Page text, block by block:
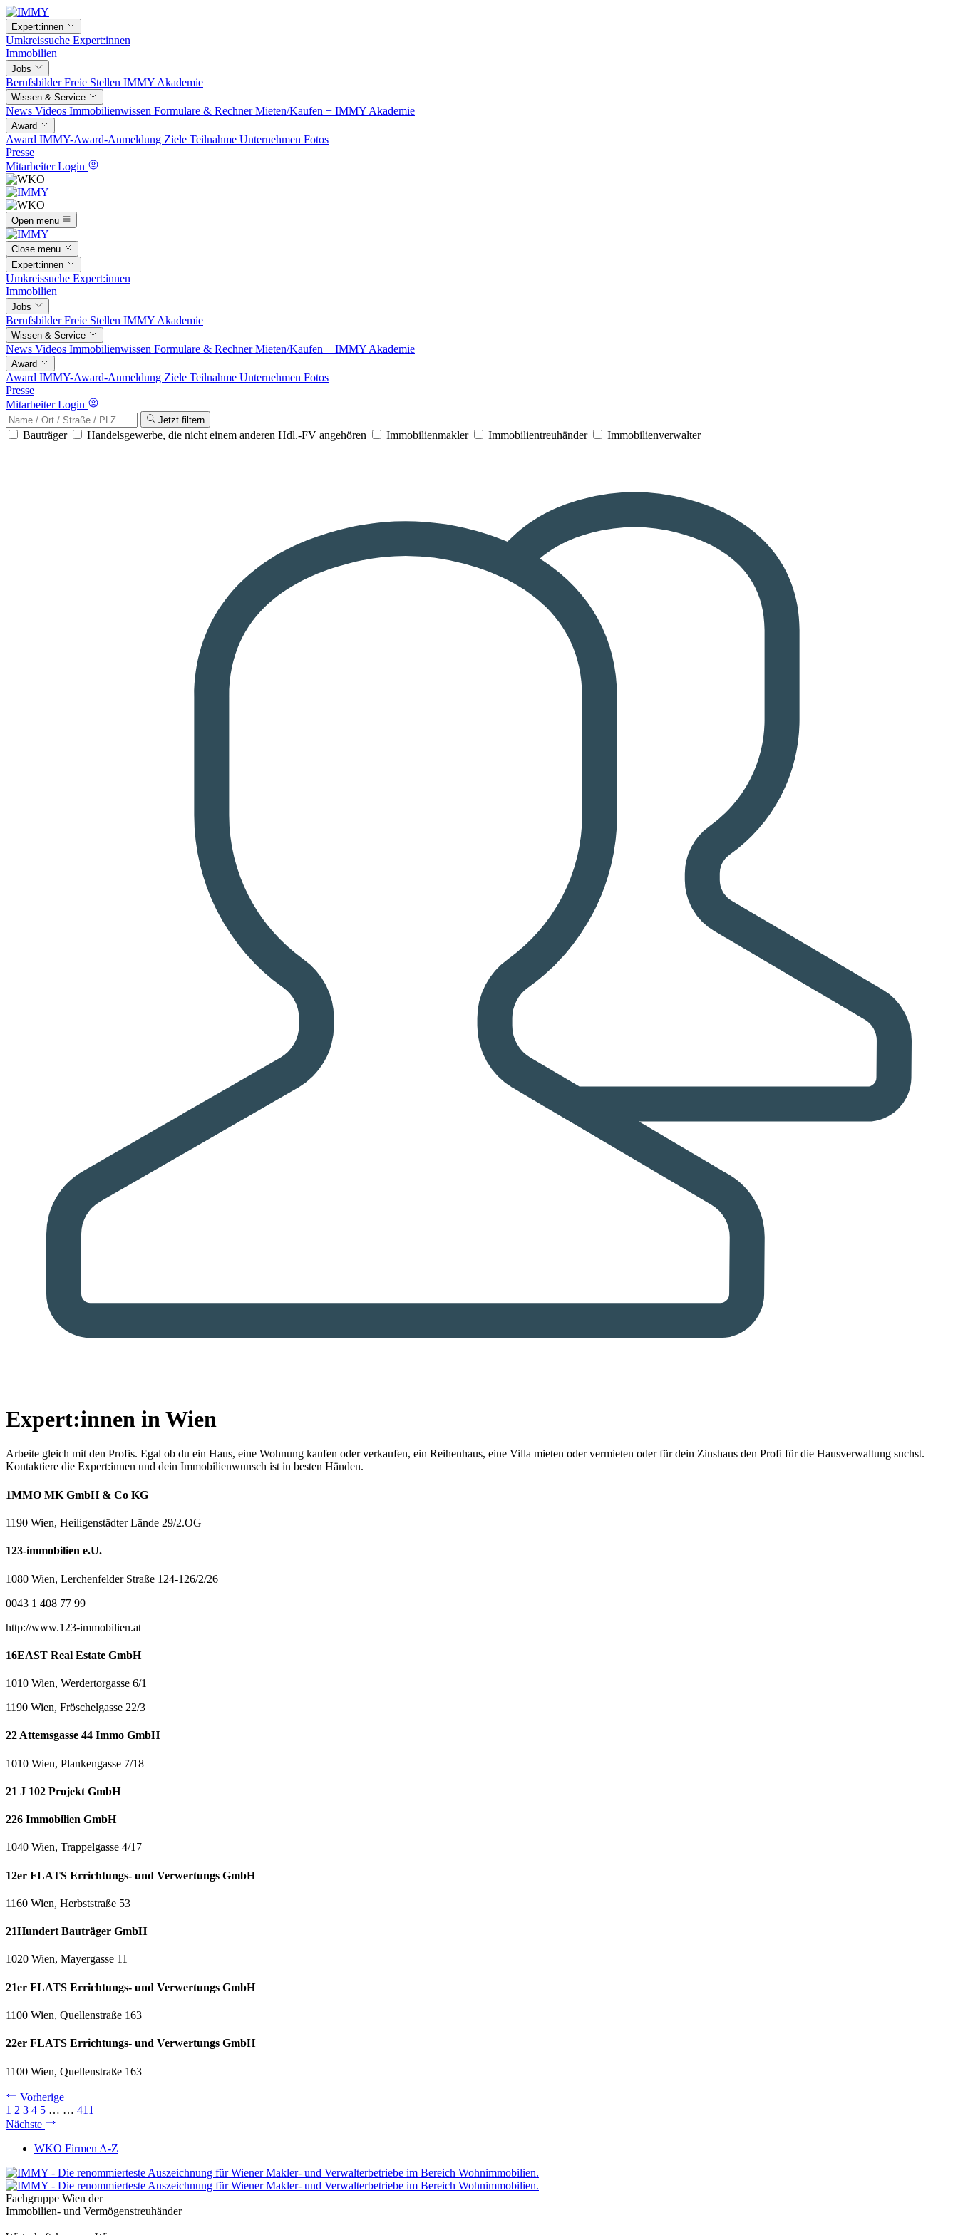
Expert:innen
Umkreissuche Expert:innen
Immobilien
Jobs
BerufsbilderFreie Stellen IMMY Akademie
Wissen & Service
News Videos Immobilienwissen Formulare & RechnerMieten/Kaufen + IMMY Akademie
Award
Award IMMY-Award-Anmeldung Ziele Teilnahme Unternehmen Fotos
Presse
Mitarbeiter Login
Open menu
Close menu
Expert:innen
Umkreissuche Expert:innen
Immobilien
Jobs
BerufsbilderFreie Stellen IMMY Akademie
Wissen & Service
News Videos Immobilienwissen Formulare & RechnerMieten/Kaufen + IMMY Akademie
Award
Award IMMY-Award-Anmeldung Ziele Teilnahme Unternehmen Fotos
Presse
Mitarbeiter Login
Jetzt filtern
Bauträger Handelsgewerbe, die nicht einem anderen Hdl.-FV angehören Immobilienmakler Immobilientreuhänder Immobilienverwalter
Expert:innen in Wien
Arbeite gleich mit den Profis. Egal ob du ein Haus, eine Wohnung kaufen oder verkaufen, ein Reihenhaus, eine Villa mieten oder vermieten oder für dein Zinshaus den Profi für die Hausverwaltung suchst.
Kontaktiere die Expert:innen und dein Immobilienwunsch ist in besten Händen.
1MMO MK GmbH & Co KG
1190 Wien, Heiligenstädter Lände 29/2.OG
123-immobilien e.U.
1080 Wien, Lerchenfelder Straße 124-126/2/26
0043 1 408 77 99
http://www.123-immobilien.at
16EAST Real Estate GmbH
1010 Wien, Werdertorgasse 6/1
1190 Wien, Fröschelgasse 22/3
22 Attemsgasse 44 Immo GmbH
1010 Wien, Plankengasse 7/18
21 J 102 Projekt GmbH
226 Immobilien GmbH
1040 Wien, Trappelgasse 4/17
12er FLATS Errichtungs- und Verwertungs GmbH
1160 Wien, Herbststraße 53
21Hundert Bauträger GmbH
1020 Wien, Mayergasse 11
21er FLATS Errichtungs- und Verwertungs GmbH
1100 Wien, Quellenstraße 163
22er FLATS Errichtungs- und Verwertungs GmbH
1100 Wien, Quellenstraße 163
Vorherige
1 2 3 4 5 … … 411
Nächste
WKO Firmen A-Z
Fachgruppe Wien der
Immobilien- und Vermögenstreuhänder